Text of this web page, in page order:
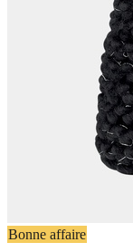
Bonne affaire